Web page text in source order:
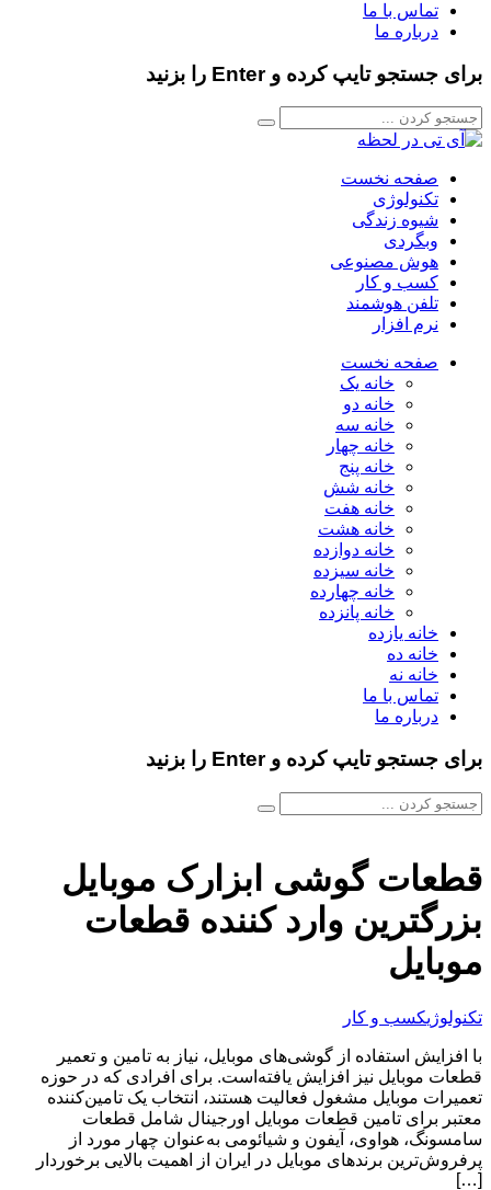
تماس با ما
درباره ما
برای جستجو تایپ کرده و Enter را بزنید
صفحه نخست
تکنولوژی
شیوه زندگی
وبگردی
هوش مصنوعی
کسب و کار
تلفن هوشمند
نرم افزار
صفحه نخست
خانه یک
خانه دو
خانه سه
خانه چهار
خانه پنج
خانه شش
خانه هفت
خانه هشت
خانه دوازده
خانه سیزده
خانه چهارده
خانه پانزده
خانه یازده
خانه ده
خانه نه
تماس با ما
درباره ما
برای جستجو تایپ کرده و Enter را بزنید
قطعات گوشی ابزارک موبایل
بزرگترین وارد کننده قطعات
موبایل
تکنولوژیکسب و کار
با افزایش استفاده از گوشی‌های موبایل، نیاز به تامین و تعمیر
قطعات موبایل نیز افزایش یافته‌است. برای افرادی که در حوزه
تعمیرات موبایل مشغول فعالیت هستند، انتخاب یک تامین‌کننده
معتبر برای تامین قطعات موبایل اورجینال شامل قطعات
سامسونگ، هواوی، آیفون و شیائومی به‌عنوان چهار مورد از
پرفروش‌ترین برندهای موبایل در ایران از اهمیت بالایی برخوردار
[…]